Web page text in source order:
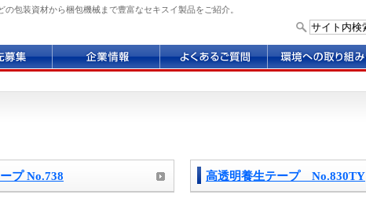
包装資材から梱包機械まで豊富なセキスイ製品をご紹介。
業
く
境
み
プ No.738 高透明養生テープ No.830TY